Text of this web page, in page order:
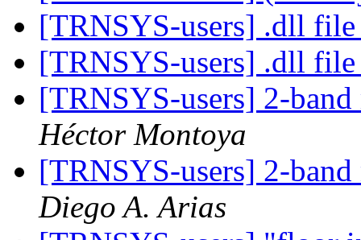
[TRNSYS-users] .dll
[TRNSYS-users] .dll
[TRNSYS-users] 2-
Héctor Montoya
[TRNSYS-users] 2-
Diego A. Arias